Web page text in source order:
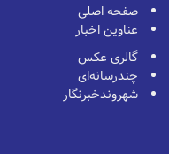
صفحه اصلی
عناوین اخبار
گالری عکس
چندرسانه‌ای
شهروندخبرنگار